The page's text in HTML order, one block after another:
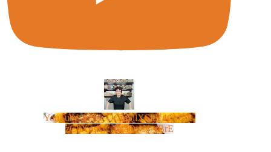
YouTube Video UCm5llXSLY4CyCX-
zC8XosTw_huaQwN_rBrE